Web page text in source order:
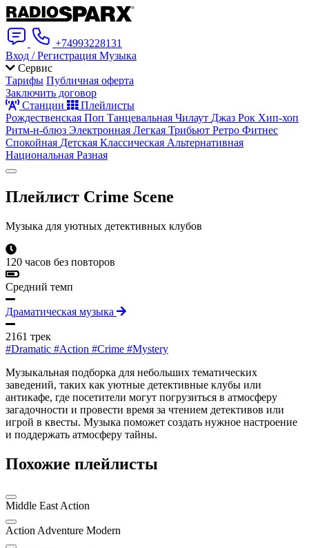
+74993228131
Вход / Регистрация Музыка
Сервис
Тарифы Публичная оферта
Заключить договор
Станции
Плейлисты
Рождественская Поп Танцевальная Чилаут Джаз Рок Хип-хоп
Ритм-н-блюз Электронная Легкая Трибьют Ретро Фитнес
Спокойная Детская Классическая Альтернативная
Национальная Разная
Плейлист Crime Scene
Музыка для уютных детективных клубов
120 часов без повторов
Средний темп
Драматическая музыка
2161 трек
#Dramatic #Action #Crime #Mystery
Музыкальная подборка для небольших тематических
заведений, таких как уютные детективные клубы или
антикафе, где посетители могут погрузиться в атмосферу
загадочности и провести время за чтением детективов или
игрой в квесты. Музыка поможет создать нужное настроение
и поддержать атмосферу тайны.
Похожие плейлисты
Middle East Action
Action Adventure Modern